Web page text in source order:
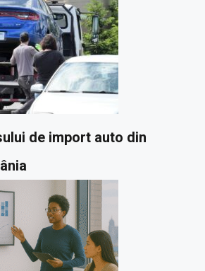
de import auto din